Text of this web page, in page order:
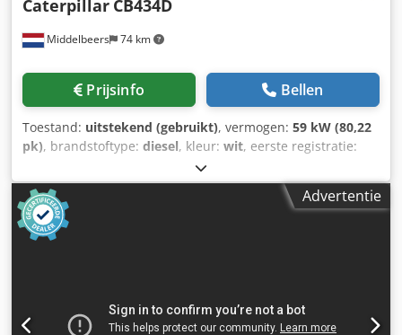
Middelbeers 74 km
Caterpillar CB434D
Prijsinfo Bellen
Toestand: uitstekend (gebruikt), vermogen: 59 kW (80,22
pk), brandstoftype: diesel, kleur: wit, eerste registratie:
, bedrijfsturen:
informatie Bouwjaar: 2005 Serienummer:
CATCB434LCNH00390 Technische informatie Aantal
cilinders: 4 Motorinhoud: 4.400 cc Aandrijving: Wiel
Leeggewicht: 7.500 kg Functioneel Werkbreedte: 150 cm
van Hek voor meer informatie. Dkodsyzz E Rspfx Aqror
Advertentie